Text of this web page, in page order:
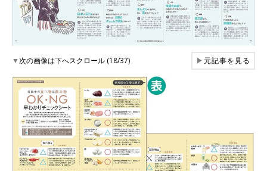
▼次の画像は下へスクロール (18/37) ▶元記事を見る